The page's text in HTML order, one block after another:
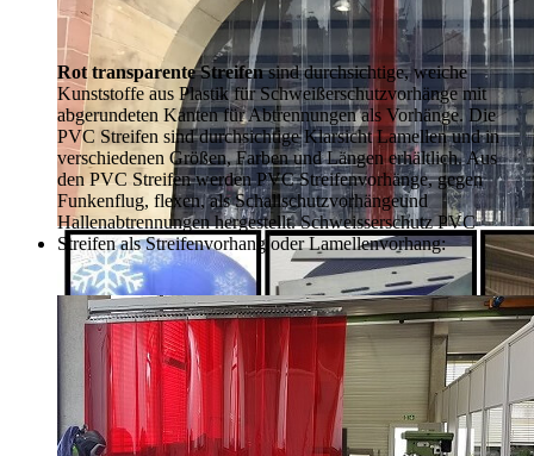
Rot transparente Streifen sind durchsichtige, weiche
Kunststoffe aus Plastik für Schweißerschutzvorhänge mit
abgerundeten Kanten für Abtrennungen als Vorhänge. Die
PVC Streifen sind durchsichtige Klarsicht Lamellen und in
verschiedenen Größen, Farben und Längen erhältlich. Aus
den PVC Streifen werden PVC Streifenvorhänge, gegen
Funkenflug, flexen, als Schallschutzvorhängeund
Hallenabtrennungen hergestellt. Schweisserschutz PVC
Streifen als Streifenvorhang oder Lamellenvorhang: